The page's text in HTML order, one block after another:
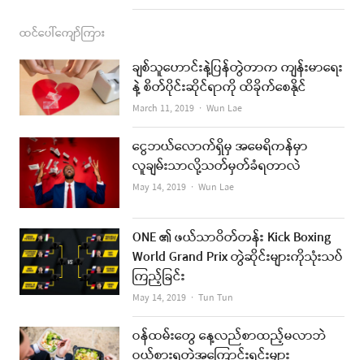
ထင်ပေါ်ကျော်ကြား
ချစ်သူဟောင်းနဲ့ပြန်တွဲတာက ကျန်းမာရေး
နဲ့ စိတ်ပိုင်းဆိုင်ရာကို ထိခိုက်စေနိုင်
March 11, 2019 Author
Wun Lae
ငွေဘယ်လောက်ရှိမှ အမေရိကန်မှာ
လူချမ်းသာလို့သတ်မှတ်ခံရတာလဲ
May 14, 2019 Author
Wun Lae
ONE ၏ ဖယ်သာဝိတ်တန်း Kick Boxing
World Grand Prix တွဲဆိုင်းများကိုသုံးသပ်
ကြည့်ခြင်း
May 14, 2019 Author
Tun Tun
ဝန်ထမ်းတွေ နေ့လည်စာထည့်မလာဘဲ